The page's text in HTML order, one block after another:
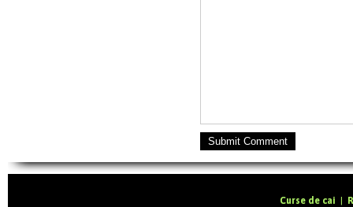
Submit Comment
Curse de cai |